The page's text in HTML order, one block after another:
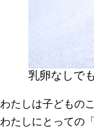
乳卵なしで
わたしは子どもの
わたしにとっての